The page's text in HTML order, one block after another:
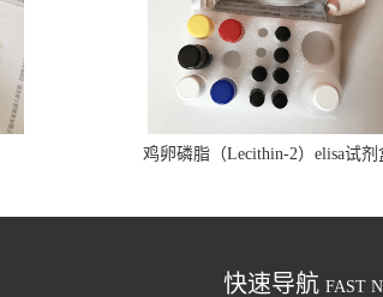
鸡卵磷脂（Lecithin-2）elisa试剂
快速导航 FAST